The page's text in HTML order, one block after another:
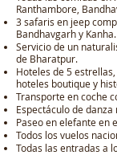
Ranthambore,
3 safaris en jeep
Bandhavgarh y Kanha.
Servicio de un
de Bharatpur.
Hoteles de 5
hoteles boutique y
Transporte en coche
Espectáculo de
Paseo en elefante en
Todos los vuelos
Todas las entradas a